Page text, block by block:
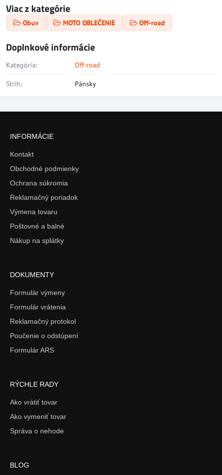
Viac z kategórie
Obuv MOTO OBLEČENIE Off-road
Doplnkové informácie
Kategória: Off-road
Strih: Pánsky
INFORMÁCIE
Kontakt
Obchodné podmienky
Ochrana súkromia
Reklamačný poriadok
Výmena tovaru
Poštovné a balné
Nákup na splátky
DOKUMENTY
Formulár výmeny
Formulár vrátenia
Reklamačný protokol
Poučenie o odstúpení
Formulár ARS
RÝCHLE RADY
Ako vrátiť tovar
Ako vymeniť tovar
Správa o nehode
BLOG